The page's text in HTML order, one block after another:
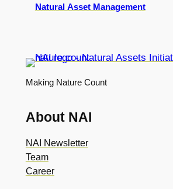
Natural Asset Management
Making Nature Count
About NAI
NAI Newsletter
Team
Career